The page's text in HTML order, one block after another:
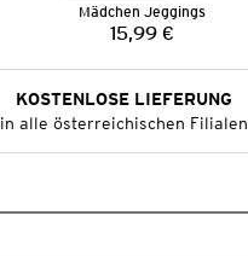
Mädchen Jeggings
Preis:
15,99 €
KOSTENLOSE LIEFERUNG
in alle österreichischen Filialen